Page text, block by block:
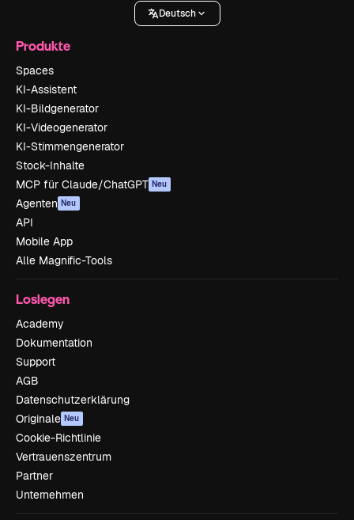
Deutsch
Produkte
Spaces
KI-Assistent
KI-Bildgenerator
KI-Videogenerator
KI-Stimmengenerator
Stock-Inhalte
MCP für Claude/ChatGPT Neu
Agenten Neu
API
Mobile App
Alle Magnific-Tools
Loslegen
Academy
Dokumentation
Support
AGB
Datenschutzerklärung
Originale Neu
Cookie-Richtlinie
Vertrauenszentrum
Partner
Unternehmen